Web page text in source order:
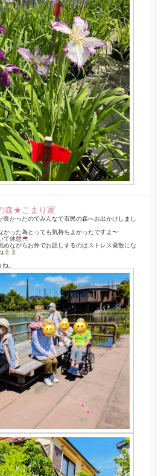
の森★こまり家
良かったのでみんなで市民の森へお出かけしまし
かった為とっても気持ちよかったですよ〜
て休憩
めながらお外でお話しするのはストレス発散にな
。